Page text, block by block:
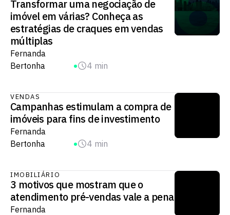
Transformar uma negociação de
imóvel em várias? Conheça as
estratégias de craques em vendas
múltiplas
Fernanda
Bertonha
4 min
VENDAS
Campanhas estimulam a compra de
imóveis para fins de investimento
Fernanda
Bertonha
4 min
IMOBILIÁRIO
3 motivos que mostram que o
atendimento pré-vendas vale a pena
Fernanda